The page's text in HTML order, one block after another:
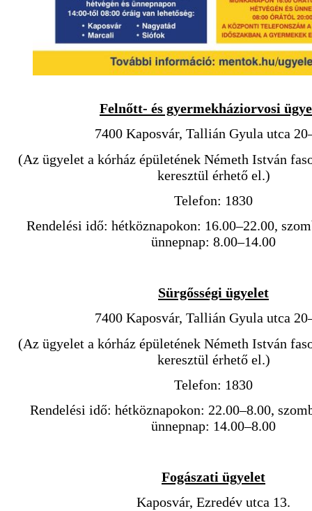
Felnőtt- és gyermekháziorvosi
7400 Kaposvár, Tallián Gyula utca
(Az ügyelet a kórház épületének Németh István
keresztül érhető el.)
Telefon: 1830
Rendelési idő: hétköznapokon: 16.00–22.00,
ünnepnap: 8.00–14.00
Sürgősségi ügyelet
7400 Kaposvár, Tallián Gyula utca
(Az ügyelet a kórház épületének Németh István
keresztül érhető el.)
Telefon: 1830
Rendelési idő: hétköznapokon: 22.00–8.00,
ünnepnap: 14.00–8.00
Fogászati ügyelet
Kaposvár, Ezredév utca 13.